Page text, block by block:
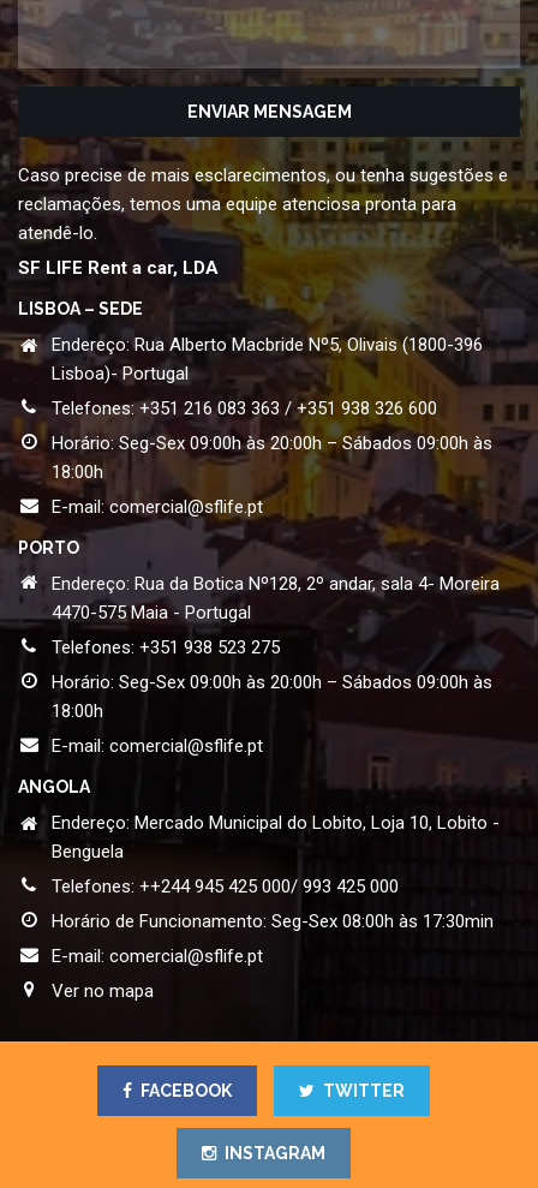
Caso precise de mais esclarecimentos, ou tenha sugestões e
reclamações, temos uma equipe atenciosa pronta para
atendê-lo.
SF LIFE Rent a car, LDA
LISBOA – SEDE
Endereço: Rua Alberto Macbride Nº5, Olivais (1800-396
Lisboa)- Portugal
Telefones: +351 216 083 363 / +351 938 326 600
Horário: Seg-Sex 09:00h às 20:00h – Sábados 09:00h às
18:00h
E-mail:comercial@sflife.pt
PORTO
Endereço: Rua da Botica Nº128, 2º andar, sala 4- Moreira
4470-575 Maia - Portugal
Telefones: +351 938 523 275
Horário: Seg-Sex 09:00h às 20:00h – Sábados 09:00h às
18:00h
E-mail: comercial@sflife.pt
ANGOLA
Endereço: Mercado Municipal do Lobito, Loja 10, Lobito -
Benguela
Telefones: ++244 945 425 000/ 993 425 000
Horário de Funcionamento: Seg-Sex 08:00h às 17:30min
E-mail: comercial@sflife.pt
Ver no mapa
FACEBOOK TWITTER
INSTAGRAM